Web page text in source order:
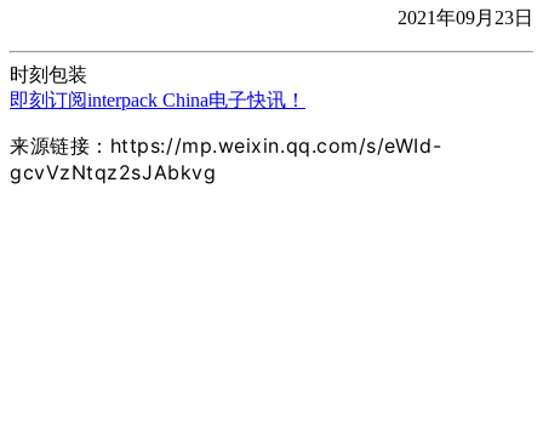
2021年09月23日
时刻包装
即刻订阅interpack China电子快讯！
来源链接：https://mp.weixin.qq.com/s/eWId-
gcvVzNtqz2sJAbkvg